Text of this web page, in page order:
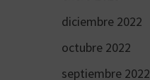
diciembre 2022
octubre 2022
septiembre 2022